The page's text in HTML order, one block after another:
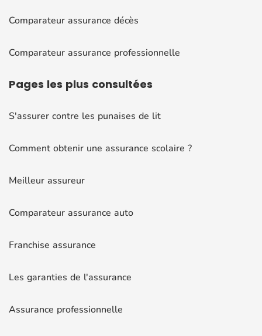
Comparateur assurance décès
Comparateur assurance professionnelle
Pages les plus consultées
S'assurer contre les punaises de lit
Comment obtenir une assurance scolaire ?
Meilleur assureur
Comparateur assurance auto
Franchise assurance
Les garanties de l'assurance
Assurance professionnelle